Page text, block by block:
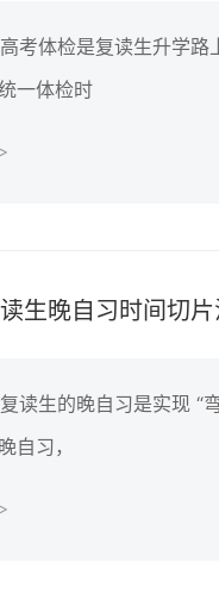
高考体检是复读生升学路
一体检时
生晚自习时间切片
复读生的晚自习是实现 “
自习，